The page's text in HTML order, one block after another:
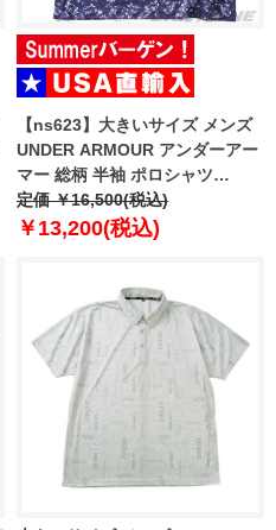
【ns623】大きいサイズ メンズ
UNDER ARMOUR アンダーアー
マー 総柄 半袖 ポロシャツ
MATCHPLAY PRINTED POLO
USA直輸入 6009800-520
定価 ￥16,500(税込)
￥13,200(税込)